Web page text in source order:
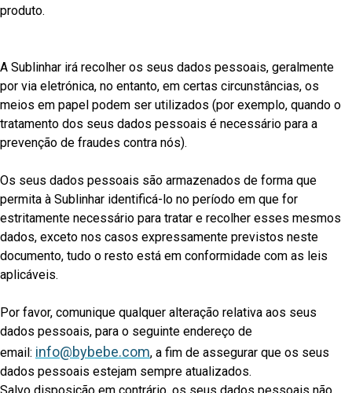
produto.
A Sublinhar irá recolher os seus dados pessoais, geralmente
por via eletrónica, no entanto, em certas circunstâncias, os
meios em papel podem ser utilizados (por exemplo, quando o
tratamento dos seus dados pessoais é necessário para a
prevenção de fraudes contra nós).
Os seus dados pessoais são armazenados de forma que
permita à Sublinhar identificá-lo no período em que for
estritamente necessário para tratar e recolher esses mesmos
dados, exceto nos casos expressamente previstos neste
documento, tudo o resto está em conformidade com as leis
aplicáveis.
Por favor, comunique qualquer alteração relativa aos seus
dados pessoais, para o seguinte endereço de
email: info@bybebe.com, a fim de assegurar que os seus
dados pessoais estejam sempre atualizados.